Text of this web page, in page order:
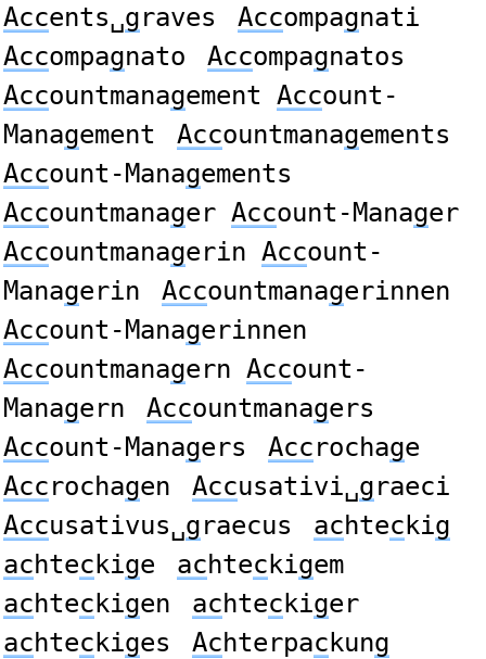
Accents␣graves Accompagnati
Accompagnato Accompagnatos
Accountmanagement Account-
Management Accountmanagements
Account-Managements
Accountmanager Account-Manager
Accountmanagerin Account-
Managerin Accountmanagerinnen
Account-Managerinnen
Accountmanagern Account-
Managern Accountmanagers
Account-Managers Accrochage
Accrochagen Accusativi␣graeci
Accusativus␣graecus achtec kig
achtec kige achtec kigem
achtec kigen achtec kiger
achtec kiges Achterpac kung